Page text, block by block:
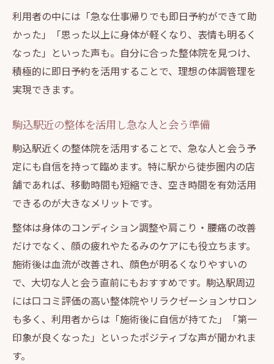
利用者の中には「急な仕事帰りでも即日予約ができて助
かった」「思った以上に身体が軽くなり、表情も明るく
なった」といった声も。自分に合った整体院を見つけ、
積極的に即日予約を活用することで、理想の体調管理を
実現できます。
駒込駅近の整体を活用し急な人と会う準備
駒込駅近くの整体院を活用することで、急な人と会う予
定にも自信を持って臨めます。特に駅から徒歩圏内の店
舗であれば、移動時間も短縮でき、空き時間を有効活用
できるのが大きなメリットです。
整体は身体のコンディション調整や肩こり・腰痛の改善
だけでなく、顔の疲れやたるみのケアにも役立ちます。
施術後は血流が改善され、顔色が明るくなりやすいの
で、大切な人と会う直前にもおすすめです。駒込駅周辺
には口コミ評価の高い整体院やリラクゼーションサロン
も多く、利用者からは「施術後に自信が持てた」「第一
印象が良くなった」といったポジティブな声が聞かれま
す。